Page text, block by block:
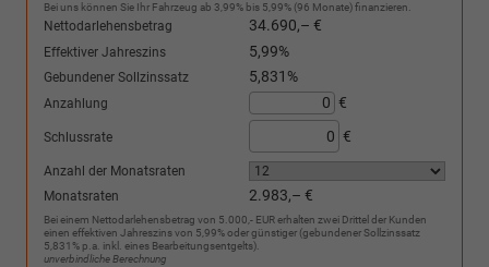
Bei uns können Sie Ihr Fahrzeug ab 3,99% bis 5,99% (96 Monate) finanzieren.
Nettodarlehensbetrag 34.690,– €
Effektiver Jahreszins 5,99%
Gebundener Sollzinssatz 5,831%
Anzahlung €
Schlussrate €
Anzahl der Monatsraten
Monatsraten
2.983,– €
Bei einem Nettodarlehensbetrag von 5.000,- EUR erhalten zwei Drittel der Kunden
einen effektiven Jahreszins von 5,99% oder günstiger (gebundener Sollzinssatz
5,831% p.a. inkl. eines Bearbeitungsentgelts).
unverbindliche Berechnung